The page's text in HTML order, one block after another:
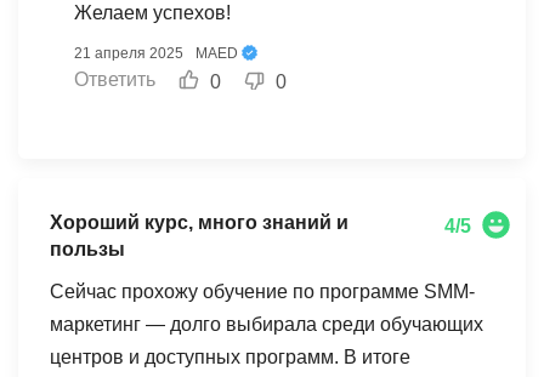
Желаем успехов!
21 апреля 2025 MAED
Ответить 0 0
Хороший курс, много знаний и
пользы
4/5
Сейчас прохожу обучение по программе SMM-
маркетинг — долго выбирала среди обучающих
центров и доступных программ. В итоге